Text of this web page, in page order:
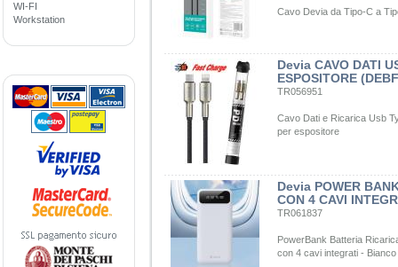
WI-FI
Workstation
Cavo Devia da Tipo-C a
Devia CAVO DATI
ESPOSITORE
TR056951
Cavo Dati e Ricarica Usb
per espositore
Devia POWER
CON 4 CAVI
TR061837
PowerBank Batteria
con 4 cavi integrati - Bianco